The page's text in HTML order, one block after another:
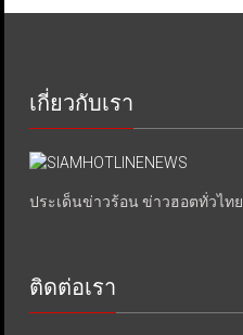
เกี่ยวกับเรา
ประเด็นข่าวร้อน ข่าวฮอตทั่วไทย.
ติดต่อเรา